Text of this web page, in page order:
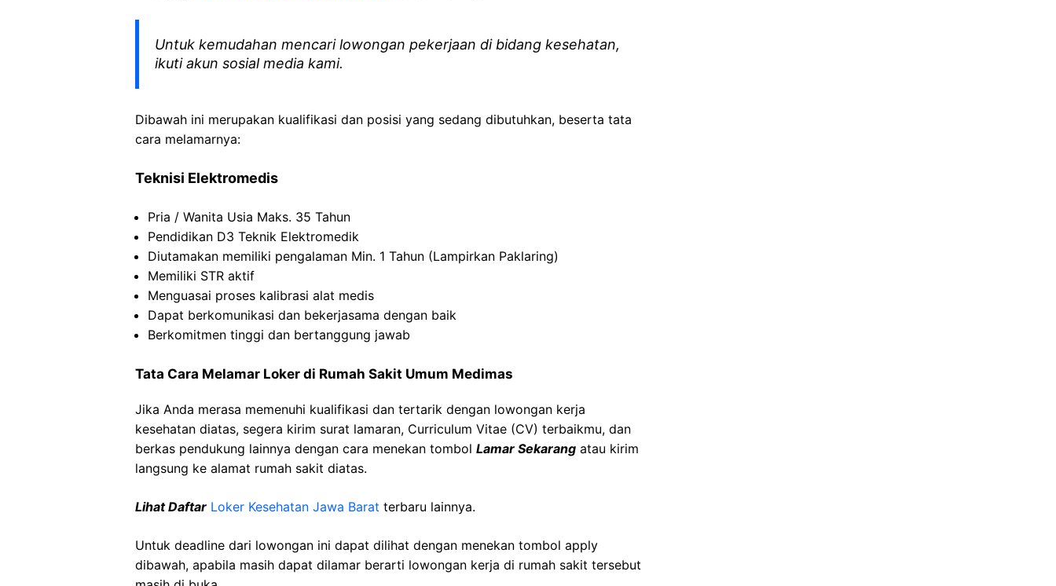
Untuk kemudahan mencari lowongan pekerjaan di bidang kesehatan,
ikuti akun sosial media kami.
Dibawah ini merupakan kualifikasi dan posisi yang sedang dibutuhkan, beserta tata
cara melamarnya:
Teknisi Elektromedis
Pria / Wanita Usia Maks. 35 Tahun
Pendidikan D3 Teknik Elektromedik
Diutamakan memiliki pengalaman Min. 1 Tahun (Lampirkan Paklaring)
Memiliki STR aktif
Menguasai proses kalibrasi alat medis
Dapat berkomunikasi dan bekerjasama dengan baik
Berkomitmen tinggi dan bertanggung jawab
Tata Cara Melamar Loker di Rumah Sakit Umum Medimas
Jika Anda merasa memenuhi kualifikasi dan tertarik dengan lowongan kerja
kesehatan diatas, segera kirim surat lamaran, Curriculum Vitae (CV) terbaikmu, dan
berkas pendukung lainnya dengan cara menekan tombol Lamar Sekarang atau kirim
langsung ke alamat rumah sakit diatas.
Lihat Daftar Loker Kesehatan Jawa Barat terbaru lainnya.
Untuk deadline dari lowongan ini dapat dilihat dengan menekan tombol apply
dibawah, apabila masih dapat dilamar berarti lowongan kerja di rumah sakit tersebut